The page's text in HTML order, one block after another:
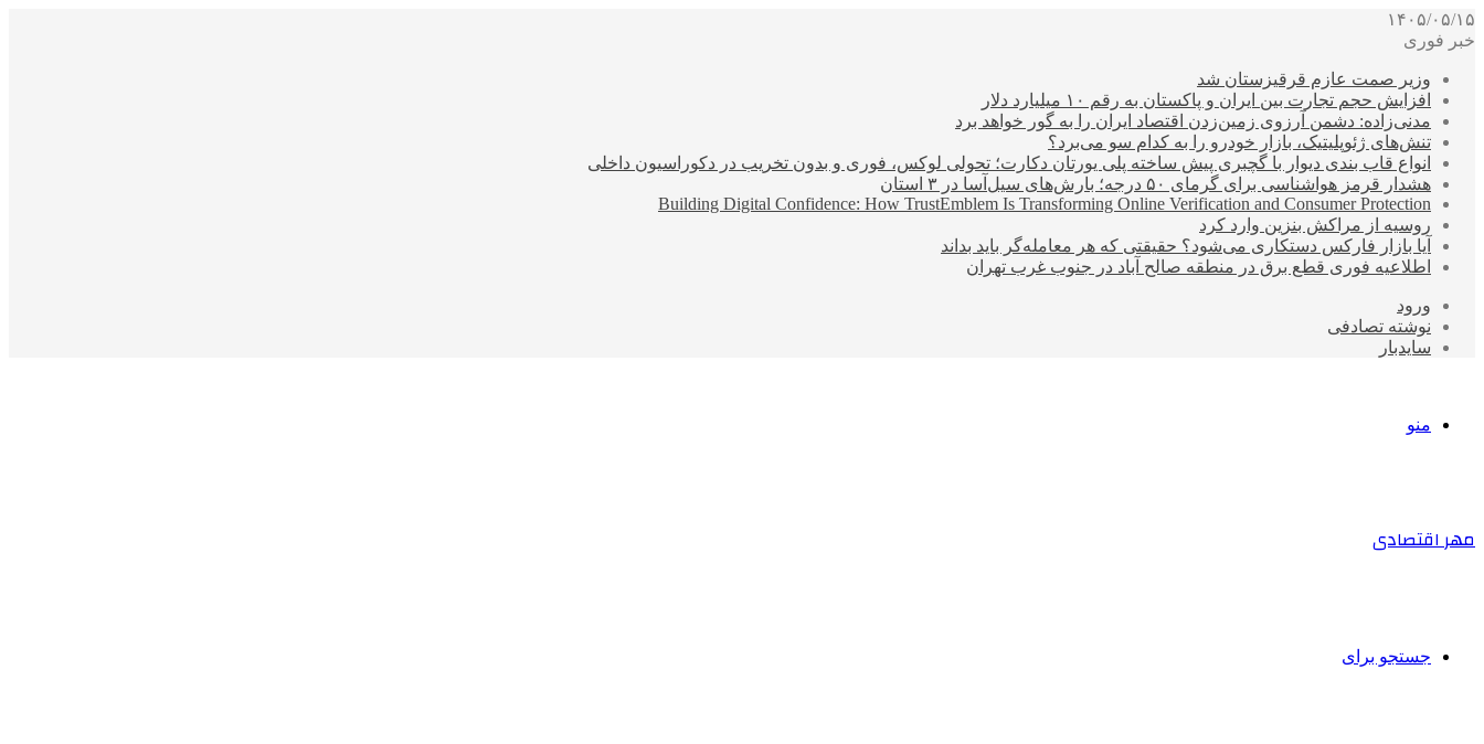
۱۴۰۵/۰۵/۱۵
خبر فوری
وزیر صمت عازم قرقیزستان شد
افزایش حجم تجارت بین ایران و پاکستان به رقم ۱۰ میلیارد دلار
مدنی‌زاده: دشمن آرزوی زمین‌زدن اقتصاد ایران را به گور خواهد برد
تنش‌های ژئوپلیتیک، بازار خودرو را به کدام سو می‌برد؟
انواع قاب بندی دیوار با گچبری پیش ساخته پلی یورتان دکارت؛ تحولی لوکس، فوری و بدون تخریب در دکوراسیون داخلی
هشدار قرمز هواشناسی برای گرمای ۵۰ درجه؛ بارش‌های سیل‌آسا در ۳ استان
Building Digital Confidence: How TrustEmblem Is Transforming Online Verification and Consumer Protection
روسیه از مراکش بنزین وارد کرد
آیا بازار فارکس دستکاری می‌شود؟ حقیقتی که هر معامله‌گر باید بداند
اطلاعیه فوری قطع برق در منطقه صالح آباد در جنوب غرب تهران
ورود
نوشته تصادفی
سایدبار
منو
مهر اقتصادی
جستجو برای